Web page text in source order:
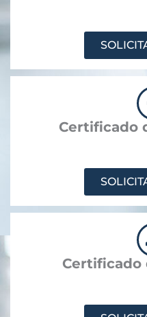
Certificado
Certificado